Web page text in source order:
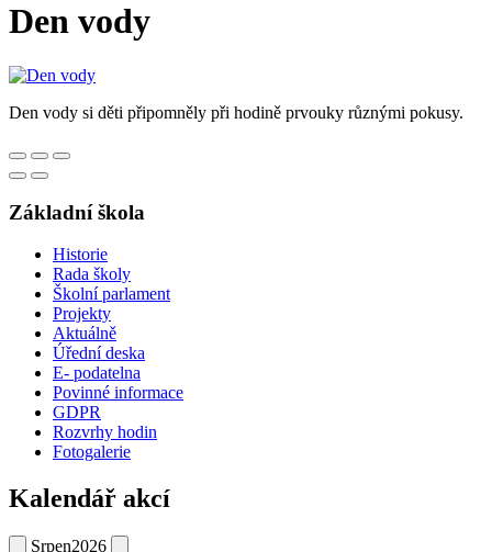
Den vody
Den vody si děti připomněly při hodině prvouky různými pokusy.
Základní škola
Historie
Rada školy
Školní parlament
Projekty
Aktuálně
Úřední deska
E- podatelna
Povinné informace
GDPR
Rozvrhy hodin
Fotogalerie
Kalendář akcí
Srpen2026